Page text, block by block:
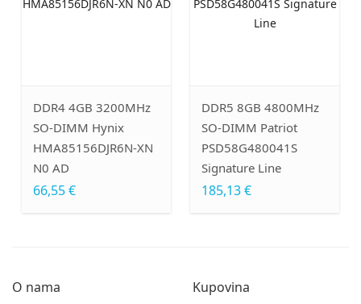
DDR4 4GB 3200MHz
SO-DIMM Hynix
HMA85156DJR6N-XN
N0 AD
66,55 €
DDR5 8GB 4800MHz
SO-DIMM Patriot
PSD58G480041S
Signature Line
185,13 €
O nama Kupovina